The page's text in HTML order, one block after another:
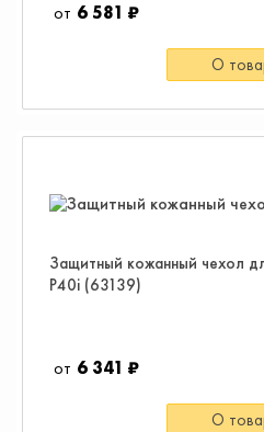
6 581 ₽
О
Защитный кожанный чехол
P40i (63139)
6 341 ₽
О